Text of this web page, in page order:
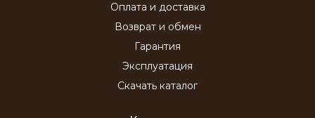
Оплата и доставка
Возврат и обмен
Гарантия
Эксплуатация
Скачать каталог